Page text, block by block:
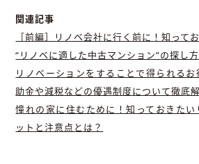
関連記事
［前編］リノベ会社に行く前に！知って
“リノベに適した中古マンション”の探し方
リノベーションをすることで得られる
助金や減税などの優遇制度について徹底解
憧れの家に住むために！知っておきたい
ットと注意点とは？